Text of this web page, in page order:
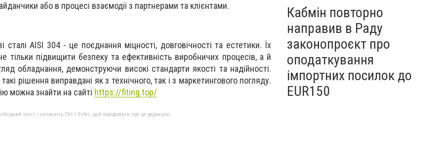
або в процесі взаємодії з партнерами та клієнтами.
сталі AISI 304 - це поєднання міцності, довговічності та естетики. Їх
тільки підвищити безпеку та ефективність виробничих процесів, а й
обладнання, демонструючи високі стандарти якості та надійності.
рішення виправдані як з технічного, так і з маркетингового погляду.
можна знайти на сайті https://fiting.top/
текст і натисніть Ctrl + Enter, щоб повідомити про це редакцію
Кабмін повторно
направив в Раду
законопроєкт про
оподаткування
імпортних посилок до
EUR150